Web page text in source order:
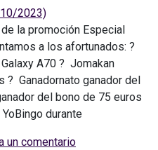
2023)
de la promoción Especial
a los afortunados: ?
A70 ? Jomakan
? Ganadornato ganador del
del bono de 75 euros
durante
un comentarioen Ganadores